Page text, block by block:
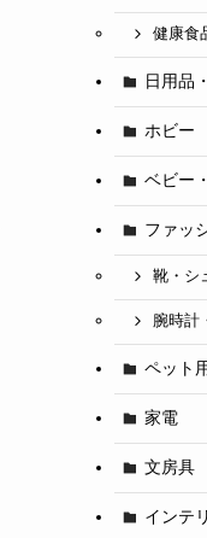
健康食
日用品
ホビー
ベビー
ファッ
靴・シ
腕時計
ペット
家電
文房具
インテ